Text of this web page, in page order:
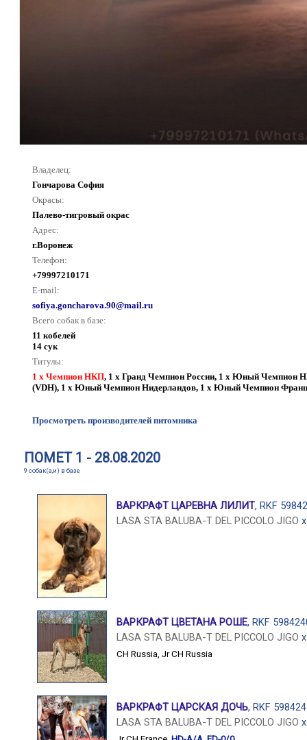
Владелец:
Гончарова София
Окрасы:
Палево-тигровый окрас
Адрес:
г.Воронеж
Телефон:
+79997210171
E-mail:
sofiya.goncharova.90@mail.ru
Всего собак в базе:
11 кобелей
14 сук
Титулы:
1 x Чемпион НКП, 1 x Гранд Чемпион России, 1 x Юный Чемпион
(VDH), 1 x Юный Чемпион Нидерландов, 1 x Юный Чемпион
Просмотреть производителей питомника
ПОМЕТ 1 - 28.08.2020
9 собак(а,и) в базе
ВАРКРАФТ ЦАРЕВНА ЛИЛИТ, RKF
LASA STA BALUBA-T DEL PICCOLO JIGO
ВАРКРАФТ ЦВЕТАНА РОШЕ, RKF
LASA STA BALUBA-T DEL PICCOLO JIGO
CH Russia, Jr CH Russia
ВАРКРАФТ ЦАРСКАЯ ДОЧЬ, RKF
LASA STA BALUBA-T DEL PICCOLO JIGO